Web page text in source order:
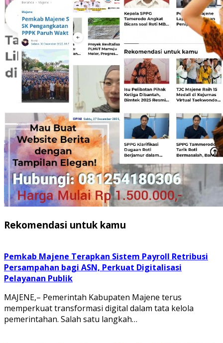
Rekomendasi untuk kamu
Pemkab Majene Terapkan Sistem Payroll Retribusi
Persampahan bagi ASN, Perkuat Digitalisasi
Pelayanan Publik
MAJENE,– Pemerintah Kabupaten Majene terus
memperkuat transformasi digital dalam tata kelola
pemerintahan. Salah satu langkah…